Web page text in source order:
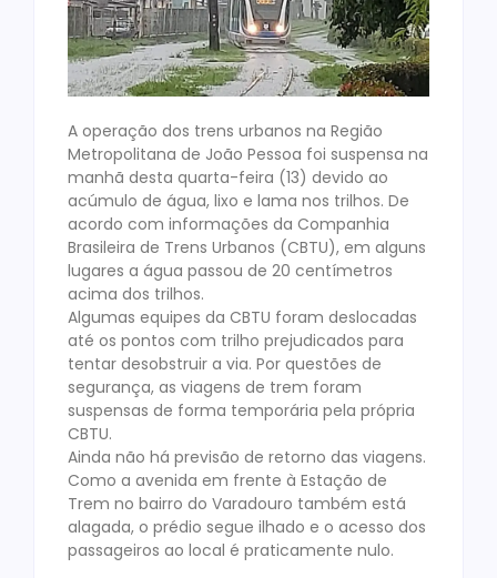
A operação dos trens urbanos na Região
Metropolitana de João Pessoa foi suspensa na
manhã desta quarta-feira (13) devido ao
acúmulo de água, lixo e lama nos trilhos. De
acordo com informações da Companhia
Brasileira de Trens Urbanos (CBTU), em alguns
lugares a água passou de 20 centímetros
acima dos trilhos.
Algumas equipes da CBTU foram deslocadas
até os pontos com trilho prejudicados para
tentar desobstruir a via. Por questões de
segurança, as viagens de trem foram
suspensas de forma temporária pela própria
CBTU.
Ainda não há previsão de retorno das viagens.
Como a avenida em frente à Estação de
Trem no bairro do Varadouro também está
alagada, o prédio segue ilhado e o acesso dos
passageiros ao local é praticamente nulo.